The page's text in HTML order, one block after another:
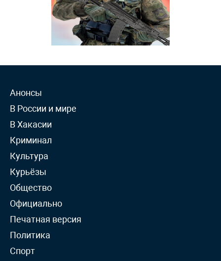
Анонсы
В России и мире
В Хакасии
Криминал
Культура
Курьёзы
Общество
Официально
Печатная версия
Политика
Спорт